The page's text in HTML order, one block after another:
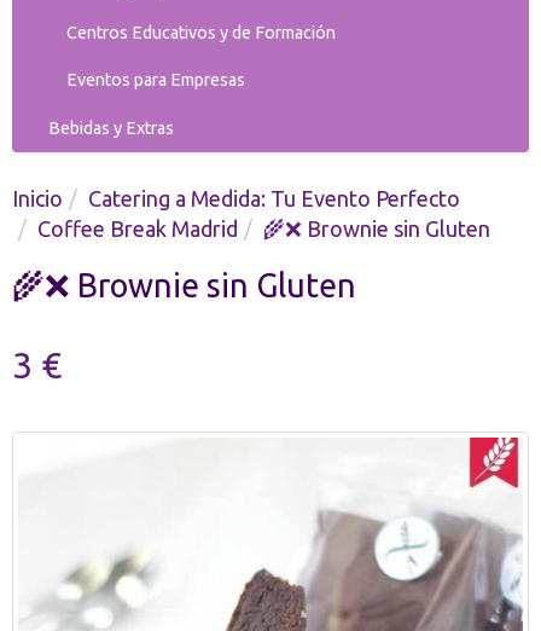
Centros Educativos y de Formación
Eventos para Empresas
Bebidas y Extras
Inicio
Catering a Medida: Tu Evento Perfecto
Coffee Break Madrid
🌾❌ Brownie sin Gluten
🌾❌ Brownie sin Gluten
3 €